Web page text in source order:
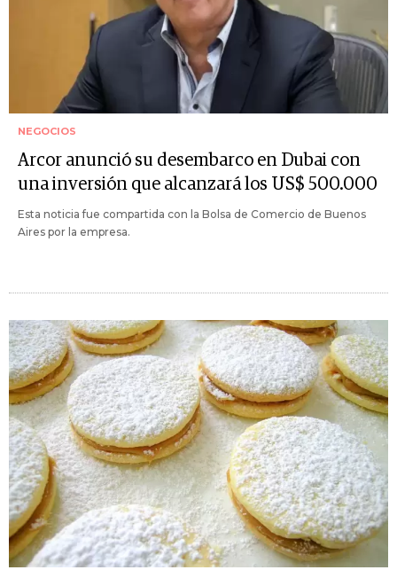
NEGOCIOS
Arcor anunció su desembarco en Dubai con
una inversión que alcanzará los US$ 500.000
Esta noticia fue compartida con la Bolsa de Comercio de Buenos
Aires por la empresa.